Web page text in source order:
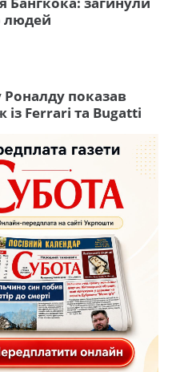
людей
Роналду показав
із Ferrari та Bugatti